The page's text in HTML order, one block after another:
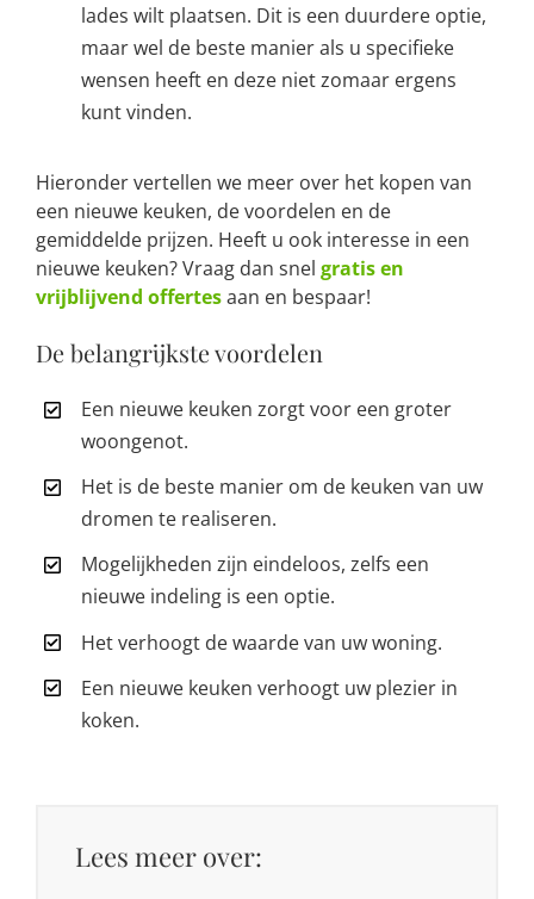
lades wilt plaatsen. Dit is een duurdere optie,
maar wel de beste manier als u specifieke
wensen heeft en deze niet zomaar ergens
kunt vinden.
Hieronder vertellen we meer over het kopen van
een nieuwe keuken, de voordelen en de
gemiddelde prijzen. Heeft u ook interesse in een
nieuwe keuken? Vraag dan snel gratis en
vrijblijvend offertesaan en bespaar!
De belangrijkste voordelen
Een nieuwe keuken zorgt voor een groter
woongenot.
Het is de beste manier om de keuken van uw
dromen te realiseren.
Mogelijkheden zijn eindeloos, zelfs een
nieuwe indeling is een optie.
Het verhoogt de waarde van uw woning.
Een nieuwe keuken verhoogt uw plezier in
koken.
Lees meer over: